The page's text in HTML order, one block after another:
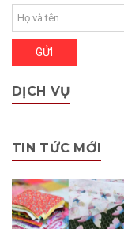
DỊCH VỤ
TIN TỨC MỚI